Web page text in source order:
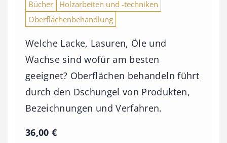
Bücher
Holzarbeiten und -techniken
Oberflächenbehandlung
Welche Lacke, Lasuren, Öle und
Wachse sind wofür am besten
geeignet? Oberflächen behandeln führt
durch den Dschungel von Produkten,
Bezeichnungen und Verfahren.
36,00€